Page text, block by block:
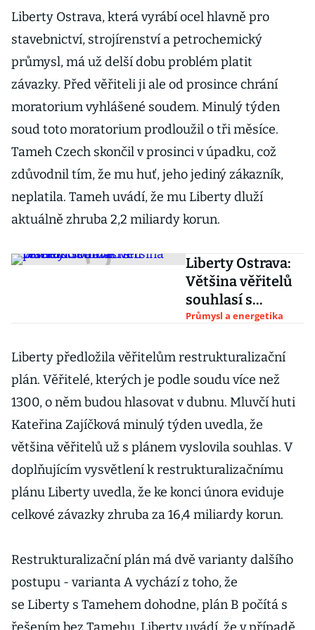
Liberty Ostrava, která vyrábí ocel hlavně pro
stavebnictví, strojírenství a petrochemický
průmysl, má už delší dobu problém platit
závazky. Před věřiteli ji ale od prosince chrání
moratorium vyhlášené soudem. Minulý týden
soud toto moratorium prodloužil o tři měsíce.
Tameh Czech skončil v prosinci v úpadku, což
zdůvodnil tím, že mu huť, jeho jediný zákazník,
neplatila. Tameh uvádí, že mu Liberty dluží
aktuálně zhruba 2,2 miliardy korun.
Liberty Ostrava:
Většina věřitelů
souhlasí s
restrukturalizačn
Průmysl a energetika
Liberty předložila věřitelům restrukturalizační
plán. Věřitelé, kterých je podle soudu více než
1300, o něm budou hlasovat v dubnu. Mluvčí huti
Kateřina Zajíčková minulý týden uvedla, že
většina věřitelů už s plánem vyslovila souhlas. V
doplňujícím vysvětlení k restrukturalizačnímu
plánu Liberty uvedla, že ke konci února eviduje
celkové závazky zhruba za 16,4 miliardy korun.
Restrukturalizační plán má dvě varianty dalšího
postupu - varianta A vychází z toho, že
se Liberty s Tamehem dohodne, plán B počítá s